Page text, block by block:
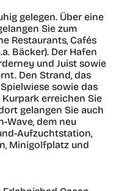
gelegen. Über eine
Sie zum
Restaurants, Cafés
Bäcker). Der Hafen
und Juist sowie
Den Strand, das
sowie das
Kurpark erreichen Sie
gelangen Sie auch
Wave, dem neu
Aufzuchtstation,
Minigolfplatz und